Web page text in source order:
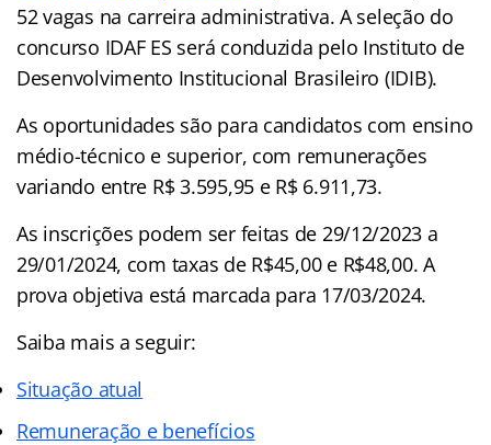
52 vagas na carreira administrativa. A seleção do
concurso IDAF ES será conduzida pelo Instituto de
Desenvolvimento Institucional Brasileiro (IDIB).
As oportunidades são para candidatos com ensino
médio-técnico e superior, com remunerações
variando entre R$ 3.595,95 e R$ 6.911,73.
As inscrições podem ser feitas de 29/12/2023 a
29/01/2024, com taxas de R$45,00 e R$48,00. A
prova objetiva está marcada para 17/03/2024.
Saiba mais a seguir:
Situação atual
Remuneração e benefícios